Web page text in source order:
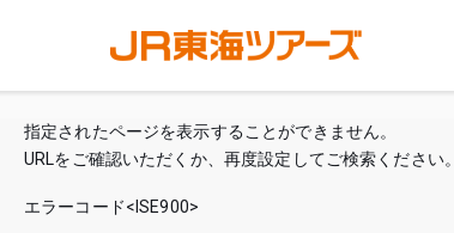
指定されたページを表示することができません。
URLをご確認いただくか、再度設定してご検索ください。
エラーコード<ISE900>